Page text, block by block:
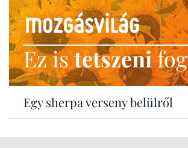
Ez istetszenifog
Egy sherpa verseny belülről